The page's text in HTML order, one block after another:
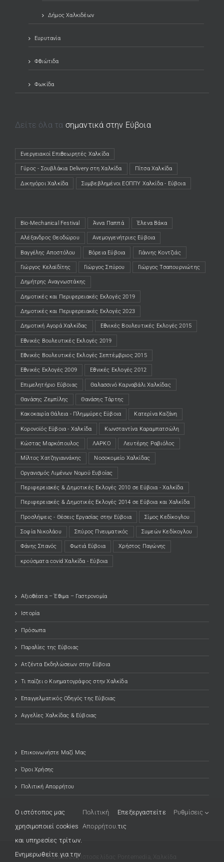
Δήμος Χαλκιδέων
Ευρυτανία
Φθιώτιδα
Φωκίδα
Δείτε όλα τα σημαντικά στην Εύβοια
Ενεργειακοί Επιθεωρητές Χαλκίδα
(opens in a new tab)
Γύρος - Σουβλάκια Delivery στη Χαλκίδα
(opens in a new tab) Πίτσα Χαλκίδα
(opens in a new tab)
Δικηγόροι Χαλκίδα
(opens in a new tab) Συμβεβλημένοι ΕΟΠΠΥ Χαλκίδα - Εύβοια
(opens in a new tab)
Bio-Mechanical Festival Άννα Παππά Έλενα Βάκα
Αλέξανδρος Θεοδώρου Ανεμογγενήτριες Εύβοια
Βαγγέλης Αποστόλου Βόρεια Εύβοια Γιάννης Κοντζιάς
Γιώργος Κελαϊδίτης Γιώργος Σπύρου Γιώργος Τσαπουρνιώτης
Δημήτρης Αναγνωστάκης
Δημοτικές και Περιφερειακές Εκλογές 2019
Δημοτικές και Περιφερειακές Εκλογές 2023
Δημοτική Αγορά Χαλκίδας Εθνικές Βουλευτικές Εκλογές 2015
Εθνικές Βουλευτικές Εκλογές 2019
Εθνικές Βουλευτικές Εκλογές Σεπτέμβριος 2015
Εθνικές Εκλογές 2009 Εθνικές Εκλογές 2012
Επιμελητήριο Εύβοιας Θαλασσινό Καρναβάλι Χαλκίδας
Θανάσης Ζεμπίλης Θανάσης Τάρτης
Κακοκαιρία Θάλεια - Πλημμύρες Εύβοια Κατερίνα Καζάνη
Κορονοϊός Εύβοια - Χαλκίδα Κωνσταντίνα Καραμπατσώλη
Κώστας Μαρκόπουλος ΛΑΡΚΟ Λευτέρης Ραβιόλος
Μίλτος Χατζηγιαννάκης Νοσοκομείο Χαλκίδας
Οργανισμός Λιμένων Νομού Ευβοίας
Περιφερειακές & Δημοτικές Εκλογές 2010 σε Εύβοια - Χαλκίδα
Περιφερειακές & Δημοτικές Εκλογές 2014 σε Εύβοια και Χαλκίδα
Προσλήψεις - Θέσεις Εργασίας στην Εύβοια Σίμος Κεδίκογλου
Σοφία Νικολάου Σπύρος Πνευματικός Συμεών Κεδίκογλου
Φάνης Σπανός Φωτιά Εύβοια Χρήστος Παγώνης
κρούσματα covid Χαλκίδα - Εύβοια
Αξιοθέατα – Έθιμα – Γαστρονομία
Ιστορία
Πρόσωπα
Παραλίες της Εύβοιας
Ατζέντα Εκδηλώσεων στην Εύβοια
Τι παίζει ο Κινηματογράφος στην Χαλκίδα
Επαγγελματικός Οδηγός της Εύβοιας
Αγγελίες Χαλκίδας & Εύβοιας
Επικοινωνήστε Μαζί Μας
Όροι Χρήσης
Πολιτική Απορρήτου
Κατασκευή Ιστοσελίδας (opens in a new tab)
Pontemedia, Χαλκίδα
O ιστότοπος μας
χρησιμοποιεί cookies
και υπηρεσίες τρίτων.
Ενημερωθείτε για την
Πολιτική
Απορρήτου.
Επεξεργαστείτε
τις
Ρυθμίσεις